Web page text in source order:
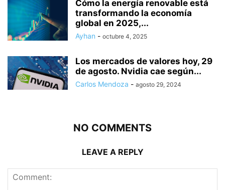
Cómo la energía renovable está
transformando la economía
global en 2025,...
Ayhan - octubre 4, 2025
Los mercados de valores hoy, 29
de agosto. Nvidia cae según...
Carlos Mendoza - agosto 29, 2024
NO COMMENTS
LEAVE A REPLY